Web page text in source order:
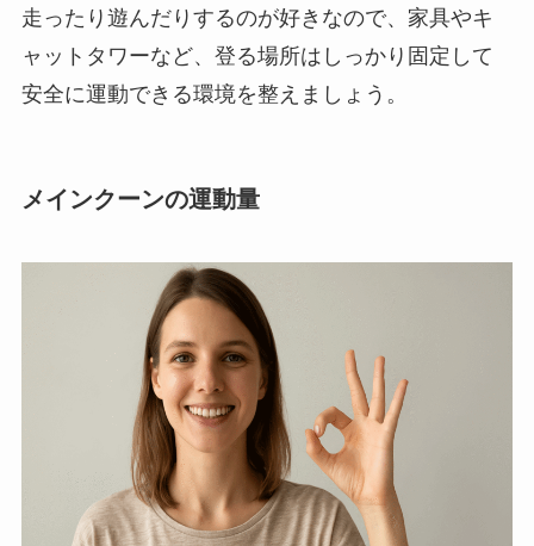
走ったり遊んだりするのが好きなので、家具やキ
ャットタワーなど、登る場所はしっかり固定して
安全に運動できる環境を整えましょう。
メインクーンの運動量